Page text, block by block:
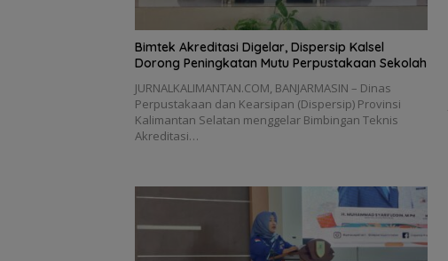
Bimtek Akreditasi Digelar, Dispersip Kalsel
Dorong Peningkatan Mutu Perpustakaan Sekolah
JURNALKALIMANTAN.COM, BANJARMASIN – Dinas
Perpustakaan dan Kearsipan (Dispersip) Provinsi
Kalimantan Selatan menggelar Bimbingan Teknis
Akreditasi…